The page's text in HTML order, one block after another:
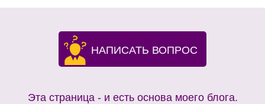
НАПИСАТЬ ВОПРОС
Эта страница - и есть основа моего блога.